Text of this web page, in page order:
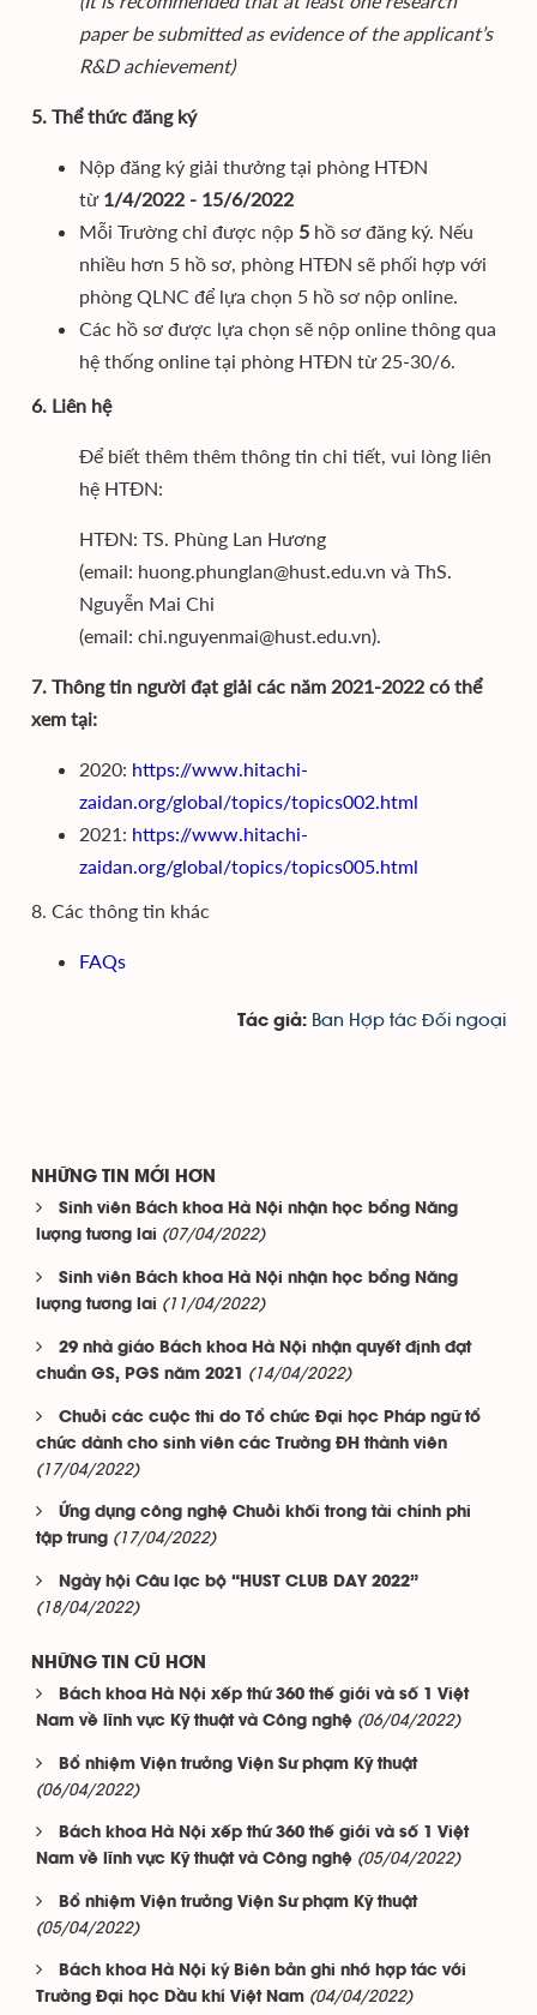
paper be submitted as evidence of the applicant’s
R&D achievement)
5. Thể thức đăng ký
Nộp đăng ký giải thưởng tại phòng HTĐN
từ 1/4/2022 - 15/6/2022
Mỗi Trường chỉ được nộp 5 hồ sơ đăng ký. Nếu
nhiều hơn 5 hồ sơ, phòng HTĐN sẽ phối hợp với
phòng QLNC để lựa chọn 5 hồ sơ nộp online.
Các hồ sơ được lựa chọn sẽ nộp online thông qua
hệ thống online tại phòng HTĐN từ 25-30/6.
6. Liên hệ
Để biết thêm thêm thông tin chi tiết, vui lòng liên
hệ HTĐN:
HTĐN: TS. Phùng Lan Hương
(email: huong.phunglan@hust.edu.vn và ThS.
Nguyễn Mai Chi
(email: chi.nguyenmai@hust.edu.vn).
7. Thông tin người đạt giải các năm 2021-2022 có thể
xem tại:
2020: https://www.hitachi-
zaidan.org/global/topics/topics002.html
2021: https://www.hitachi-
zaidan.org/global/topics/topics005.html
8. Các thông tin khác
FAQs
Tác giả: Ban Hợp tác Đối ngoại
NHỮNG TIN MỚI HƠN
Sinh viên Bách khoa Hà Nội nhận học bổng Năng
lượng tương lai (07/04/2022)
Sinh viên Bách khoa Hà Nội nhận học bổng Năng
lượng tương lai (11/04/2022)
29 nhà giáo Bách khoa Hà Nội nhận quyết định đạt
chuẩn GS, PGS năm 2021
(14/04/2022)
Chuỗi các cuộc thi do Tổ chức Đại học Pháp ngữ tổ
chức dành cho sinh viên các Trường ĐH thành viên
(17/04/2022)
Ứng dụng công nghệ Chuỗi khối trong tài chính phi
tập trung (17/04/2022)
Ngày hội Câu lạc bộ “HUST CLUB DAY 2022”
(18/04/2022)
NHỮNG TIN CŨ HƠN
Bách khoa Hà Nội xếp thứ 360 thế giới và số 1 Việt
Nam về lĩnh vực Kỹ thuật và Công nghệ (06/04/2022)
Bổ nhiệm Viện trưởng Viện Sư phạm Kỹ thuật
(06/04/2022)
Bách khoa Hà Nội xếp thứ 360 thế giới và số 1 Việt
Nam về lĩnh vực Kỹ thuật và Công nghệ (05/04/2022)
Bổ nhiệm Viện trưởng Viện Sư phạm Kỹ thuật
(05/04/2022)
Bách khoa Hà Nội ký Biên bản ghi nhớ hợp tác với
Trường Đại học Dầu khí Việt Nam (04/04/2022)